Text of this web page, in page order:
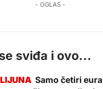
- OGLAS -
sviđa i ovo...
Samo četiri eura